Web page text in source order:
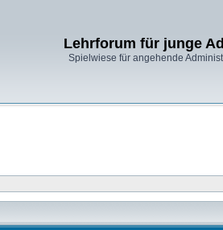
Lehrforum für junge
Spielwiese für angehende